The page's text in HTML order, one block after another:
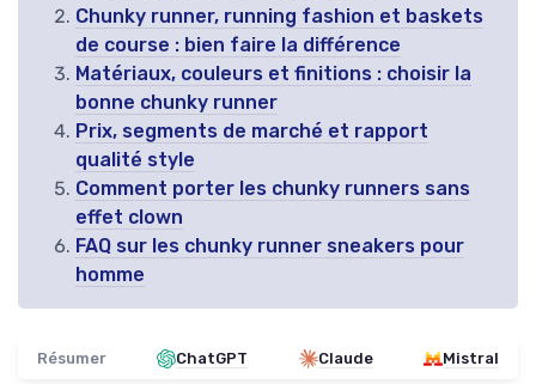
Chunky runner, running fashion et baskets
de course : bien faire la différence
Matériaux, couleurs et finitions : choisir la
bonne chunky runner
Prix, segments de marché et rapport
qualité style
Comment porter les chunky runners sans
effet clown
FAQ sur les chunky runner sneakers pour
homme
Résumer ChatGPT Claude Mistral